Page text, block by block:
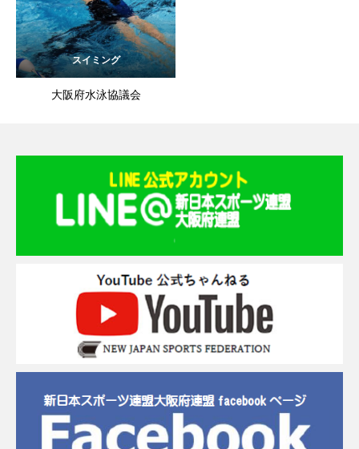
スイミング
大阪府水泳協議会